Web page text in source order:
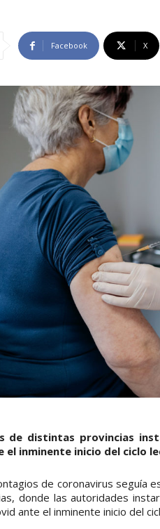
Facebook X
de distintas provincias
el inminente inicio del ciclo
de coronavirus seguía
donde las autoridades
ante el inminente inicio del